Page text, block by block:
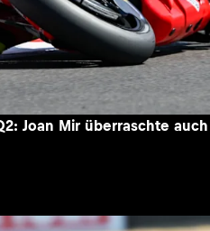
Joan Mir überraschte auch